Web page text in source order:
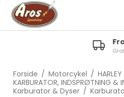
Fragt 49kr.
Gratis til
Forside / Motorcykel / HARLEY
KARBURATOR, INDSPRØTNING &
Karburator & Dyser /